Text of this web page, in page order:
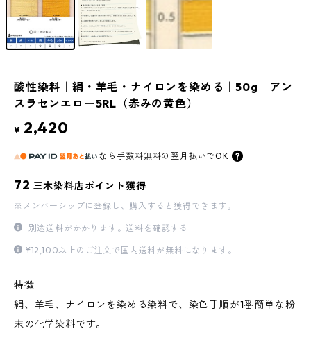
酸性染料｜絹・羊毛・ナイロンを染める｜50g｜アン
スラセンエロー5RL（赤みの黄色）
¥ 2,420
なら 手数料無料の 翌月払いでOK
72 三木染料店ポイント獲得
※ メンバーシップに登録 し、購入すると獲得できます。
別途送料がかかります。送料を確認する
¥12,100以上のご注文で国内送料が無料になります。
特徴
絹、羊毛、ナイロンを染める染料で、染色手順が1番簡単な粉
末の化学染料です。